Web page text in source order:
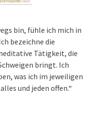
bin, fühle ich mich in
bezeichne die
Tätigkeit, die
bringt. Ich
was ich im jeweiligen
und jeden offen.“